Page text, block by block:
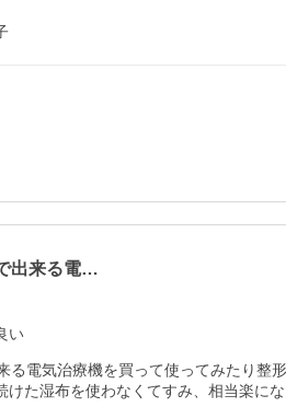
出来る電…
い
る電気治療機を買って使ってみたり整
た湿布を使わなくてすみ、相当楽に